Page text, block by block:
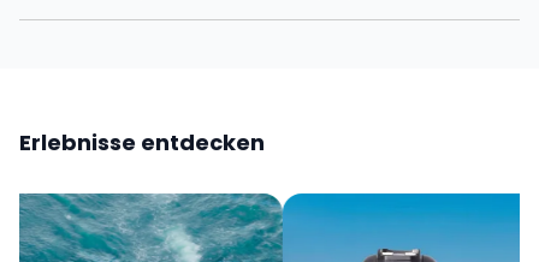
Erlebnisse entdecken